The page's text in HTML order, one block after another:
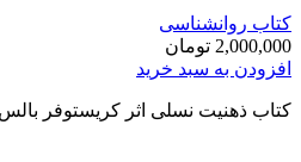
کتاب روانشناسی
2,000,000 تومان
افزودن به سبد خرید
کتاب ذهنیت نسلی اثر کریستوفر بالس